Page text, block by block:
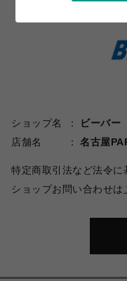
ショップ名
ビーバー
店舗名
名古屋
特定商取引法など法令に
ショップお問い合わせは